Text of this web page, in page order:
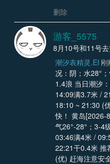
删除
游客_5575
8月10号和11号
潮汐表精灵.EI 刚
况：阴；水28°
1.4浪 当日潮汐
14:09满3.7米 /
18:10 ~ 21:30 (
快！ 黄岛[2026-8-11] 天气情况：大雨；水28°；
气26°-28°；3-4
03:46满4米 /
22:21干0.4米 推
(优) 赶海注意安